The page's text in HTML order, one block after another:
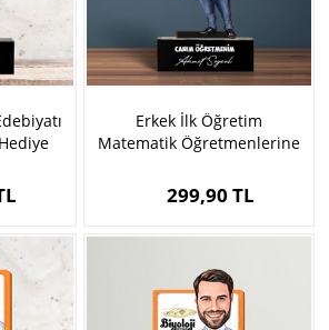
Erkek İlk Öğretim
Matematik Öğretmenlerine
299,90 TL